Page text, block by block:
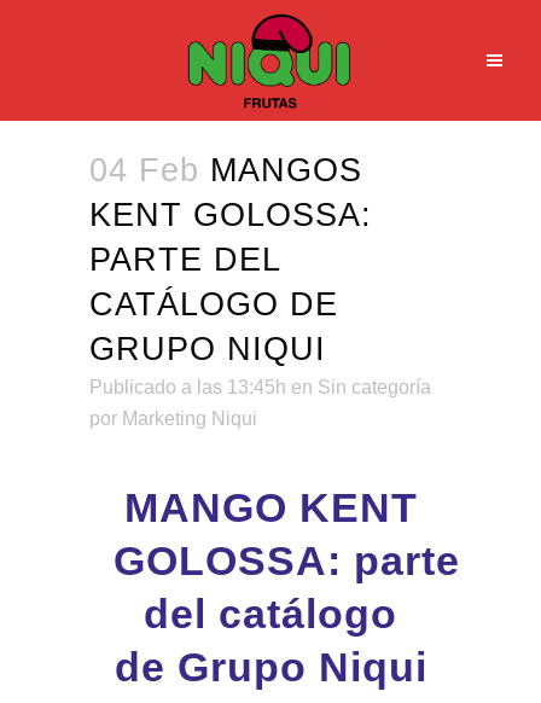
04 Feb MANGOS
KENT GOLOSSA:
PARTE DEL
CATÁLOGO DE
GRUPO NIQUI
Publicado a las 13:45h en Sin categoría
por Marketing Niqui
MANGO KENT
GOLOSSA: parte
del catálogo
de Grupo Niqui